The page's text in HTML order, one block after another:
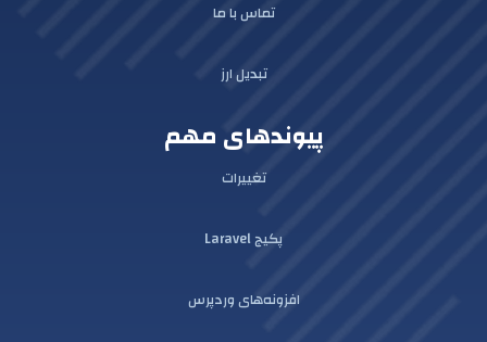
تماس با ما
تبدیل ارز
پیوندهای مهم
تغییرات
پکیج Laravel
افزونه‌های وردپرس